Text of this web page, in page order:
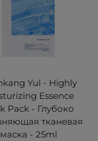
Yul - Highly
Essence
Pack - Глубоко
тканевая
маска - 25ml